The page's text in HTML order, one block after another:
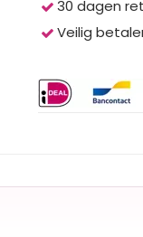
30 dagen
Veilig